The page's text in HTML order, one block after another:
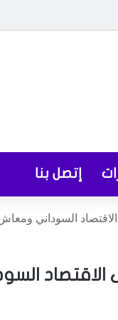
إتصل بنا
السوداني